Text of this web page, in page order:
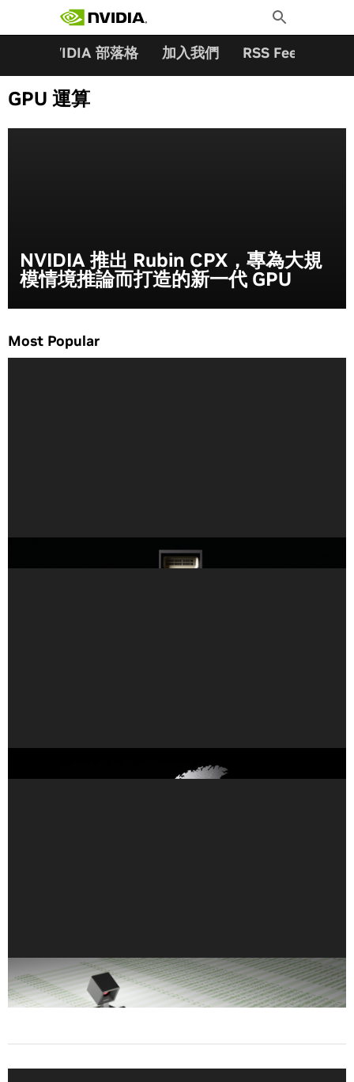
Toggle
Search
NVIDIA 部落格 加入我們 RSS Feeds
GPU 運算
NVIDIA 推出 Rubin CPX，專為大規
模情境推論而打造的新一代 GPU
Most Popular
NVIDIA Vera Rubin 為科學研究提供世界級超級電腦
歐洲推出創紀錄的 35 台全新 NVIDIA AI 超級電腦
使用 Transformer 產生合成資料：企業資料挑戰的解
決方案